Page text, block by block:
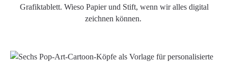
Grafiktablett. Wieso Papier und Stift, wenn wir alles digital
zeichnen können.